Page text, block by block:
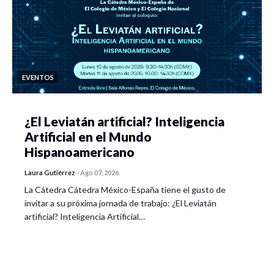
EVENTOS
¿El Leviatán artificial? Inteligencia
Artificial en el Mundo
Hispanoamericano
Laura Gutiérrez -Ago 07, 2026
La Cátedra Cátedra México-España tiene el gusto de
invitar a su próxima jornada de trabajo: ¿El Leviatán
artificial? Inteligencia Artificial…